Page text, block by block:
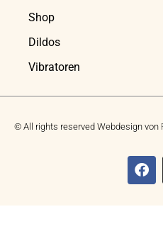
Shop
Dildos
Vibratoren
© All rights reserved Webdesign von